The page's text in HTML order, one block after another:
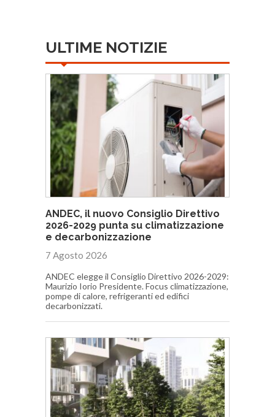
ULTIME NOTIZIE
ANDEC, il nuovo Consiglio Direttivo
2026-2029 punta su climatizzazione
e decarbonizzazione
7 Agosto 2026
ANDEC elegge il Consiglio Direttivo 2026-2029:
Maurizio Iorio Presidente. Focus climatizzazione,
pompe di calore, refrigeranti ed edifici
decarbonizzati.